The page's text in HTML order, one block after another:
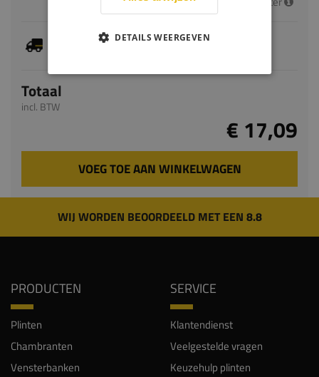
Je hebt gekozen voor maatwerk, de verwachte
Totaal
incl. BTW
€ 17,09
VOEG TOE AAN WINKELWAGEN
WIJ WORDEN BEOORDEELD MET EEN 8.8
PRODUCTEN
Plinten
Chambranten
Vensterbanken
SERVICE
Klantendienst
Veelgestelde vragen
Keuzehulp plinten
DETAILS WEERGEVEN